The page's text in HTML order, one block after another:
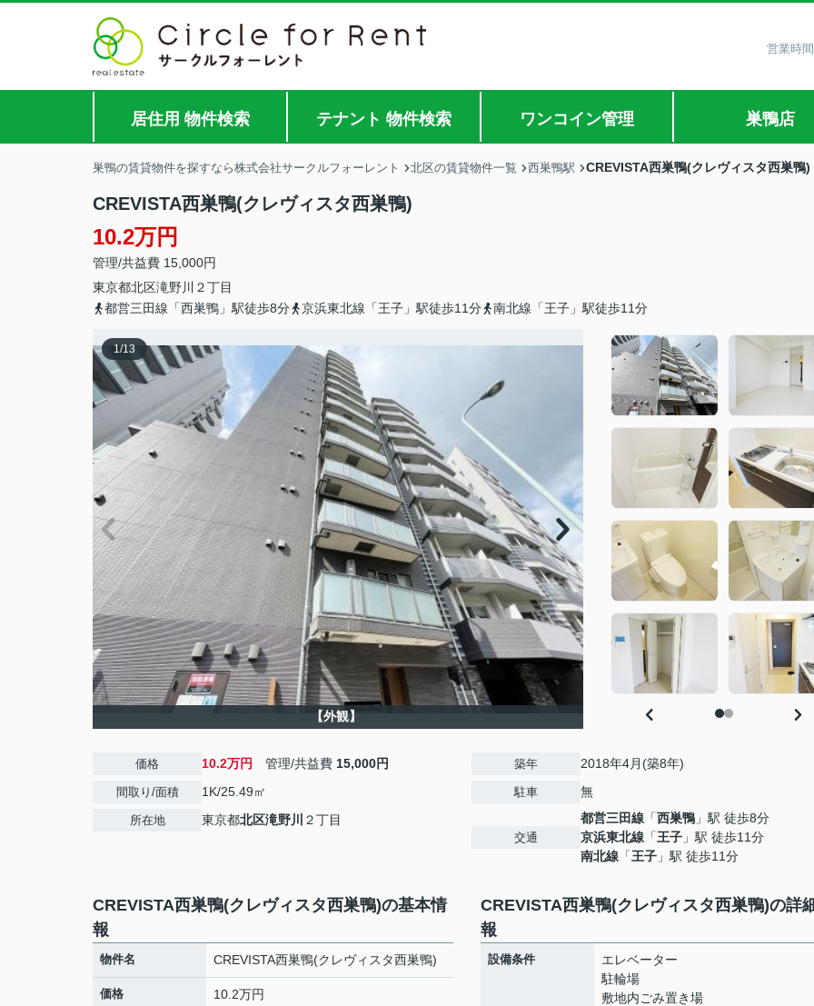
営業時
居住用 物件検索 テナント 物件検索 ワンコイン管理 巣鴨店
巣鴨の賃貸物件を探すなら株式会社サークルフォーレント 北区の賃貸物件一覧 西巣鴨駅 CREVISTA西巣鴨(クレヴィスタ西巣鴨)
CREVISTA西巣鴨(クレヴィスタ西巣鴨)
10.2万円
管理/共益費 15,000円
東京都北区滝野川 ２丁目
都営三田線「西巣鴨」駅徒歩8分
京浜東北線「王子」駅徒歩11分 南北線「王子」駅徒歩11分
1/13
【外観】
価格 10.2万円 管理/共益費 15,000円
間取り/面積 1K/25.49㎡
所在地 東京都北区滝野川 ２丁目
築年 2018年4月(築8年)
駐車 無
交通
都営三田線 「西巣鴨 」駅 徒歩8分
京浜東北線 「王子 」駅 徒歩11分
南北線 「王子 」駅 徒歩11分
CREVISTA西巣鴨(クレヴィスタ西巣鴨)の基本情
報
物件名 CREVISTA西巣鴨(クレヴィスタ西巣鴨)
価格 10.2万円
CREVISTA西巣鴨(クレヴィスタ西巣鴨)の詳
報
設備条件
エレベーター
駐輪場
敷地内ごみ置き場